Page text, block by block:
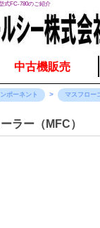
式FC-780のご紹介
中古機販売
ポーネント マスフロー
ラー（MFC）